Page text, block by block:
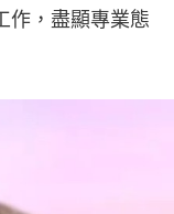
作，盡顯專業態